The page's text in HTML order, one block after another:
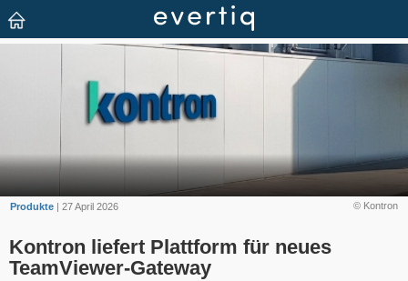
© Kontron
Produkte | 27 April 2026
Kontron liefert Plattform für neues
TeamViewer-Gateway